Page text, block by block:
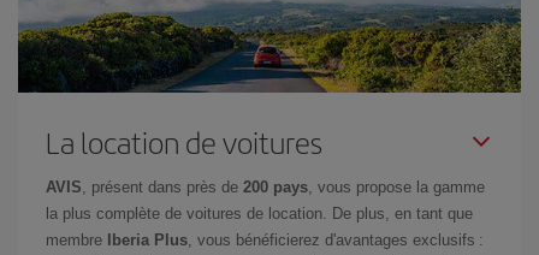
La location de voitures
AVIS , présent dans près de 200 pays , vous propose la gamme
la plus complète de voitures de location. De plus, en tant que
membre
Iberia Plus , vous bénéficierez d'avantages exclusifs :